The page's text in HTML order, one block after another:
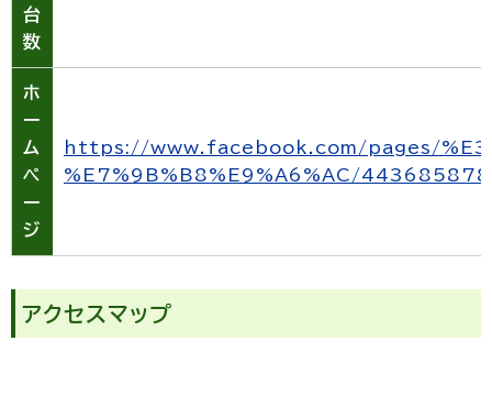
台
数
ホ
ー
ム
ペ
ー
ジ
https://www.facebook.com/pages/
%E7%9B%B8%E9%A6%AC/
アクセスマップ